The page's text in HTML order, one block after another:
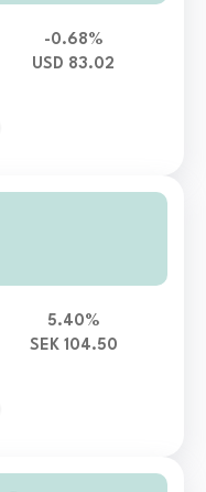
-0.68%
USD 83.02
5.40%
SEK 104.50